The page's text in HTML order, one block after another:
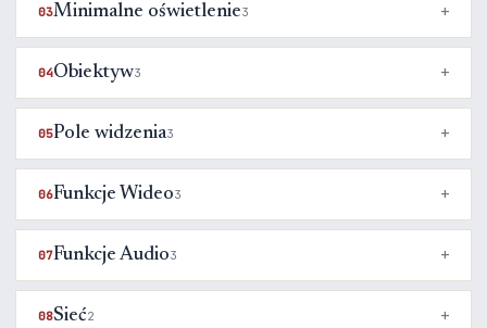
03Minimalne oświetlenie3
04Obiektyw3
05Pole widzenia3
06Funkcje Wideo3
07Funkcje Audio3
08Sieć2